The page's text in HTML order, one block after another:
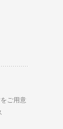
ご用意